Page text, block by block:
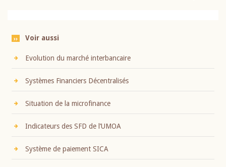
Voir aussi
Evolution du marché interbancaire
Systèmes Financiers Décentralisés
Situation de la microfinance
Indicateurs des SFD de l’UMOA
Système de paiement SICA